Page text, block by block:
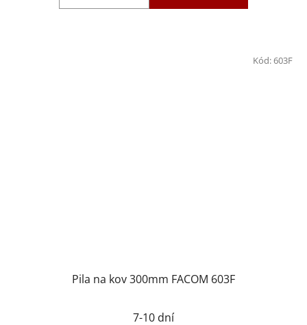
Pila na kov 300mm FACOM 603F
7-10 dní
Kód:603F